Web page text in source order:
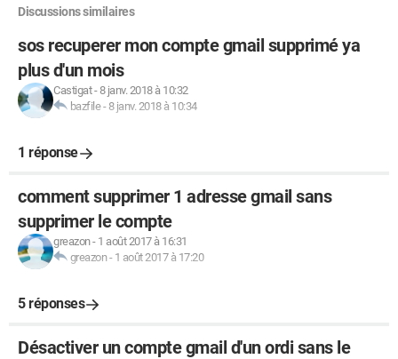
Discussions similaires
sos recuperer mon compte gmail supprimé ya
plus d'un mois
Castigat-8 janv. 2018 à 10:32
bazfile- 8 janv. 2018 à 10:34
1 réponse
comment supprimer 1 adresse gmail sans
supprimer le compte
greazon- 1 août 2017 à 16:31
greazon- 1 août 2017 à 17:20
5 réponses
Désactiver un compte gmail d'un ordi sans le